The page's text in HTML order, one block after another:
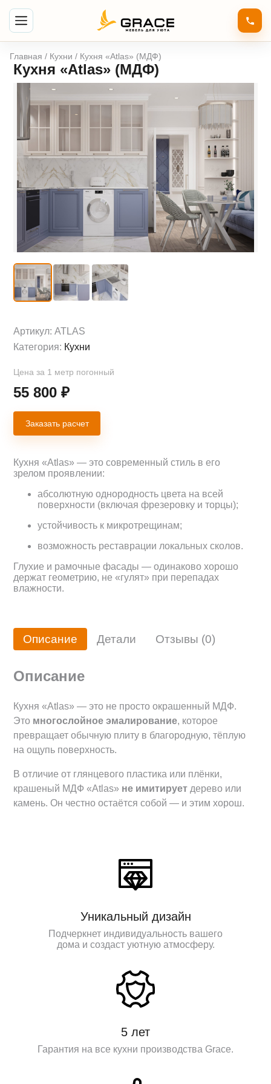
Главная / Кухни / Кухня «Atlas» (МДФ)
Кухня «Atlas» (МДФ)
Артикул:ATLAS
Категория: Кухни
Цена за 1 метр погонный
55 800₽
Заказать расчет
Кухня «Atlas» — это современный стиль в его
зрелом проявлении:
абсолютную однородность цвета на всей
поверхности (включая фрезеровку и торцы);
устойчивость к микротрещинам;
возможность реставрации локальных сколов.
Глухие и рамочные фасады — одинаково хорошо
держат геометрию, не «гулят» при перепадах
влажности.
Описание Детали Отзывы (0)
Описание
Кухня «Atlas» — это не просто окрашенный МДФ.
Это многослойное эмалирование, которое
превращает обычную плиту в благородную, тёплую
на ощупь поверхность.
В отличие от глянцевого пластика или плёнки,
крашеный МДФ «Atlas» не имитирует дерево или
камень. Он честно остаётся собой — и этим хорош.
Уникальный дизайн
Подчеркнет индивидуальность вашего
дома и создаст уютную атмосферу.
5 лет
Гарантия на все кухни производства Grace.